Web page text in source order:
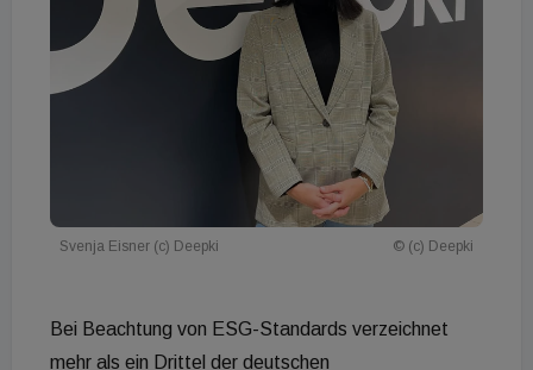
Svenja Eisner (c) Deepki © (c) Deepki
Bei Beachtung von ESG-Standards verzeichnet
mehr als ein Drittel der deutschen